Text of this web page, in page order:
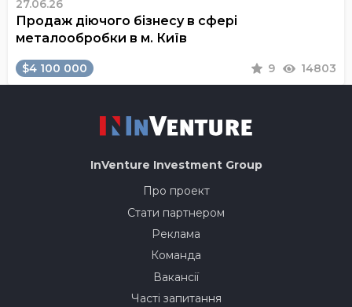
27.06.26
Продаж діючого бізнесу в сфері
металообробки в м. Київ
$4 100 000 9 14803
InVenture Investment Group
Про проект
Стати партнером
Реклама
Команда
Вакансії
Часті запитання